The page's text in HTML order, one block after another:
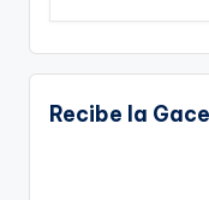
Recibe la